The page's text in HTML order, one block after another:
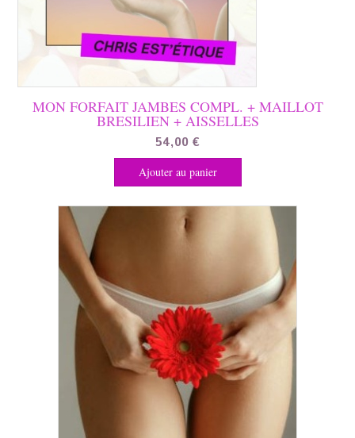
MON FORFAIT JAMBES COMPL. + MAILLOT
BRESILIEN + AISSELLES
54,00 €
Ajouter au panier